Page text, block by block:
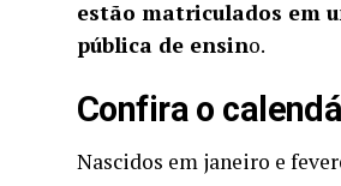
estão matriculados em
pública de ensino.
Confira o
Nascidos em janeiro e